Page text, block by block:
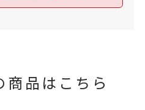
品はこちら